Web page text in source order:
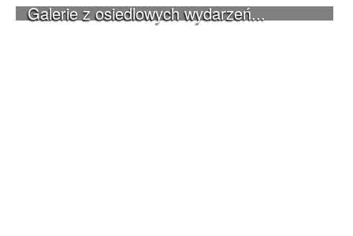
Galerie z osiedlowych wydarzeń...